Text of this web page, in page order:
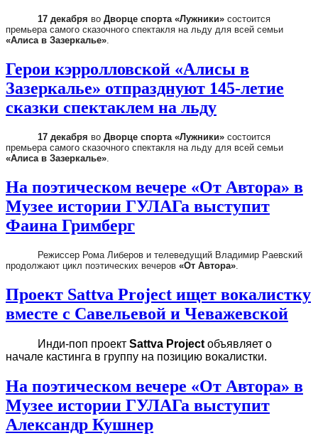
17 декабря воДворце спорта «Лужники» состоится
премьера самого сказочного спектакля на льду для всей семьи
«Алиса в Зазеркалье».
Герои кэрролловской «Алисы в
Зазеркалье» отпразднуют 145-летие
сказки спектаклем на льду
17 декабря воДворце спорта «Лужники» состоится
премьера самого сказочного спектакля на льду для всей семьи
«Алиса в Зазеркалье»
На поэтическом вечере «От Автора» в
Музее истории ГУЛАГа выступит
Фаина Гримберг
Режиссер Рома Либеров и телеведущий Владимир Раевский
продолжают цикл поэтических вечеров «От Автора»
Проект Sattva Project ищет вокалистку
вместе с Савельевой и Чеважевской
Инди-поп проектSattva Project объявляет о
начале кастинга в группу на позицию вокалистки.
На поэтическом вечере «От Автора» в
Музее истории ГУЛАГа выступит
Александр Кушнер